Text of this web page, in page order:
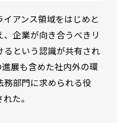
アンス領域をはじめと
企業が向き合うべきリ
という認識が共有され
展も含めた社内外の環
部門に求められる役
た。